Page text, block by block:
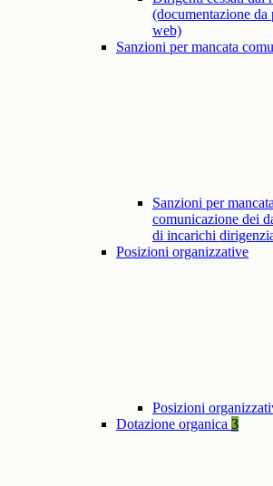
(documentazione
web)
Sanzioni per mancata
Sanzioni per
comunicazione dei
di incarichi
Posizioni organizzative
Posizioni
Dotazione organica 3